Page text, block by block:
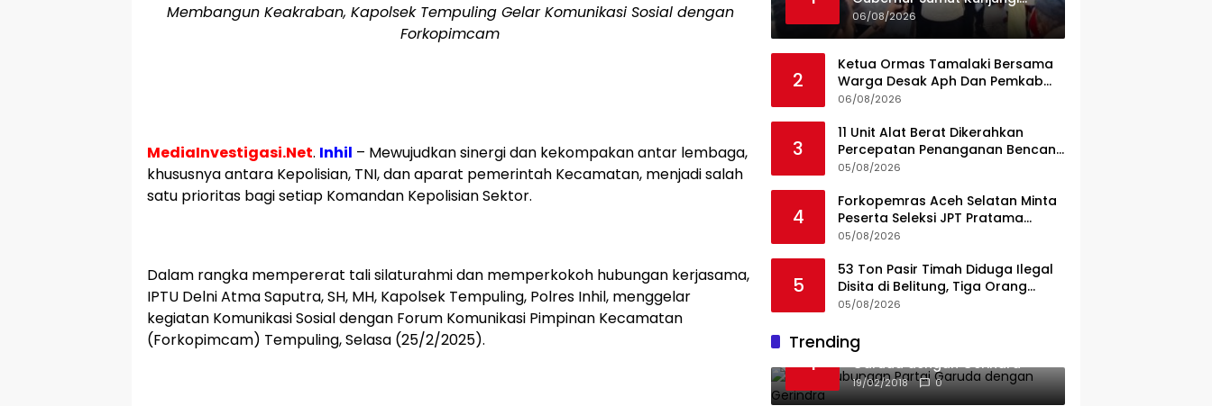
Membangun Keakraban, Kapolsek Tempuling Gelar Komunikasi Sosial dengan
Forkopimcam
MediaInvestigasi.Net. Inhil – Mewujudkan sinergi dan kekompakan antar lembaga,
khususnya antara Kepolisian, TNI, dan aparat pemerintah Kecamatan, menjadi salah
satu prioritas bagi setiap Komandan Kepolisian Sektor.
Dalam rangka mempererat tali silaturahmi dan memperkokoh hubungan kerjasama,
IPTU Delni Atma Saputra, SH, MH, Kapolsek Tempuling, Polres Inhil, menggelar
kegiatan Komunikasi Sosial dengan Forum Komunikasi Pimpinan Kecamatan
(Forkopimcam) Tempuling, Selasa (25/2/2025).
UPTD Puskesmas Lahewa
06/08/2026
2
Ketua Ormas Tamalaki Bersama
Warga Desak Aph Dan Pemkab
Konsel Tangkap Pelaku Angkut
PT KAP Melintas Jalan Umum
06/08/2026
3
11 Unit Alat Berat Dikerahkan
Percepatan Penanganan Bencana
di Kelurahan Sipange Kecamatan
05/08/2026
4
Forkopemras Aceh Selatan Minta
Peserta Seleksi JPT Pratama
Andalkan Kompetensi dan
05/08/2026
5
53 Ton Pasir Timah Diduga Ilegal
Disita di Belitung, Tiga Orang
Diamankan, Dua Masih Diburu
05/08/2026
Trending
1
Ini Dia Hubungan Partai
Garuda dengan Gerindra
19/02/2018 0